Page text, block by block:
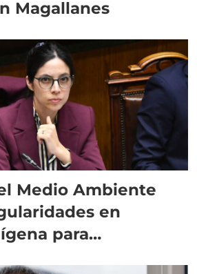
Magallanes
Medio Ambiente
en
para